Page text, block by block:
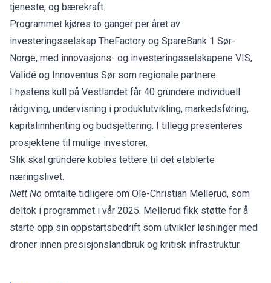
tjeneste, og bærekraft.
Programmet kjøres to ganger per året av
investeringsselskap TheFactory og SpareBank 1 Sør-
Norge, med innovasjons- og investeringsselskapene VIS,
Validé og Innoventus Sør som regionale partnere.
I høstens kull på Vestlandet får 40 gründere individuell
rådgiving, undervisning i produktutvikling, markedsføring,
kapitalinnhenting og budsjettering. I tillegg presenteres
prosjektene til mulige investorer.
Slik skal gründere kobles tettere til det etablerte
næringslivet.
Nett No omtalte tidligere om Ole-Christian Mellerud, som
deltok i programmet i vår 2025. Mellerud fikk støtte for å
starte opp sin oppstartsbedrift som utvikler løsninger med
droner innen presisjonslandbruk og kritisk infrastruktur.